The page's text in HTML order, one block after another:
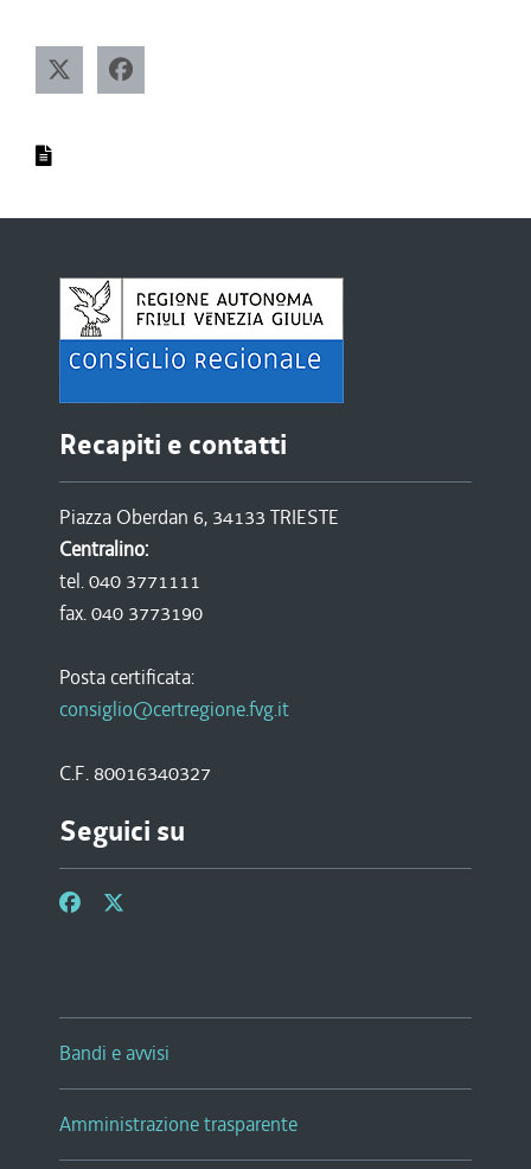
Recapiti e contatti
Piazza Oberdan 6, 34133 TRIESTE
Centralino:
tel. 040 3771111
fax. 040 3773190
Posta certificata:
consiglio@certregione.fvg.it
C.F. 80016340327
Seguici su
Bandi e avvisi
Amministrazione trasparente